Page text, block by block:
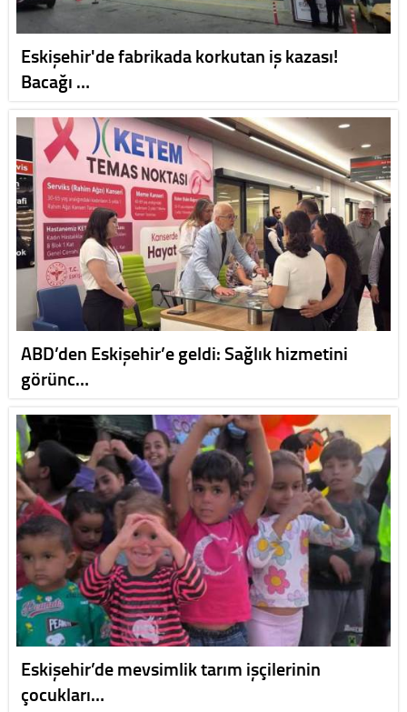
Eskişehir'de fabrikada korkutan iş kazası!
Bacağı …
ABD’den Eskişehir’e geldi: Sağlık hizmetini
görünc…
Eskişehir’de mevsimlik tarım işçilerinin
çocukları…